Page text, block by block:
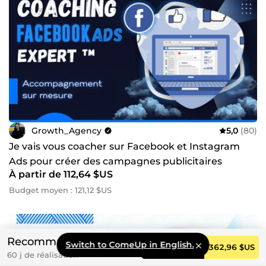
Recommandé
60 j de réalisation
Commander 362,96 $US
Growth_Agency 5,0 (80)
Je vais vous coacher sur Facebook et Instagram
Ads pour créer des campagnes publicitaires
rentables
À partir de 112,64 $US
Budget moyen : 121,12 $US
Switch to ComeUp in English.